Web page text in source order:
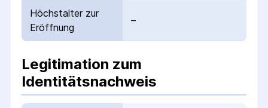
Höchstalter zur
Eröffnung
–
Legitimation zum
Identitätsnachweis